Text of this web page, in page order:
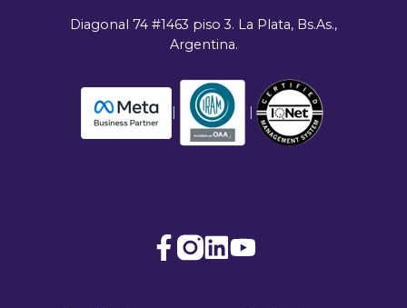
Diagonal 74 #1463 piso 3. La Plata, Bs.As.,
Argentina.
| |
JoinBrowse